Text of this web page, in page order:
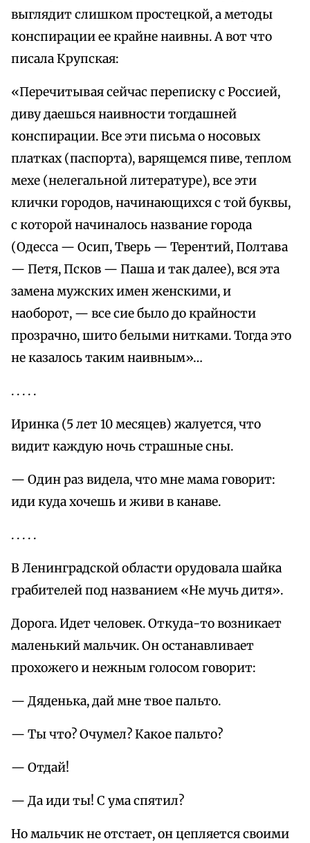
выглядит слишком простецкой, а методы
конспирации ее крайне наивны. А вот что
писала Крупская:
«Перечитывая сейчас переписку с Россией,
диву даешься наивности тогдашней
конспирации. Все эти письма о носовых
платках (паспорта), варящемся пиве, теплом
мехе (нелегальной литературе), все эти
клички городов, начинающихся с той буквы,
с которой начиналось название города
(Одесса — Осип, Тверь — Терентий, Полтава
— Петя, Псков — Паша и так далее), вся эта
замена мужских имен женскими, и
наоборот, — все сие было до крайности
прозрачно, шито белыми нитками. Тогда это
не казалось таким наивным»…
. . . . .
Иринка (5 лет 10 месяцев) жалуется, что
видит каждую ночь страшные сны.
— Один раз видела, что мне мама говорит:
иди куда хочешь и живи в канаве.
. . . . .
В Ленинградской области орудовала шайка
грабителей под названием «Не мучь дитя».
Дорога. Идет человек. Откуда-то возникает
маленький мальчик. Он останавливает
прохожего и нежным голосом говорит:
— Дяденька, дай мне твое пальто.
— Ты что? Очумел? Какое пальто?
— Отдай!
— Да иди ты! С ума спятил?
Но мальчик не отстает, он цепляется своими